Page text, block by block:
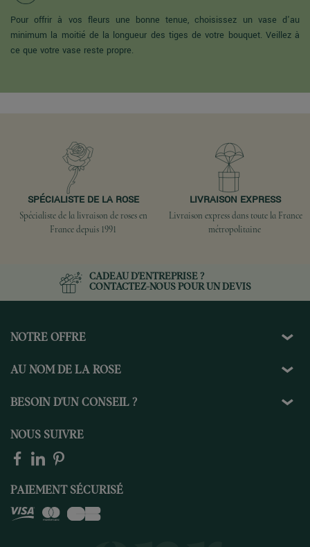
Pour offrir à vos fleurs une bonne tenue, choisissez un vase d'au
minimum la moitié de la longueur des tiges de votre bouquet. Veillez à
ce que votre vase reste propre.
SPÉCIALISTE DE LA ROSE
Spécialiste de la livraison de roses en
France depuis 1991
LIVRAISON EXPRESS
Livraison express dans toute la France
métropolitaine
CADEAU D'ENTREPRISE ?
CONTACTEZ-NOUSPOUR UN DEVIS
NOTRE OFFRE
AU NOM DE LA ROSE
BESOIN D'UN CONSEIL ?
NOUS SUIVRE
PAIEMENT SÉCURISÉ